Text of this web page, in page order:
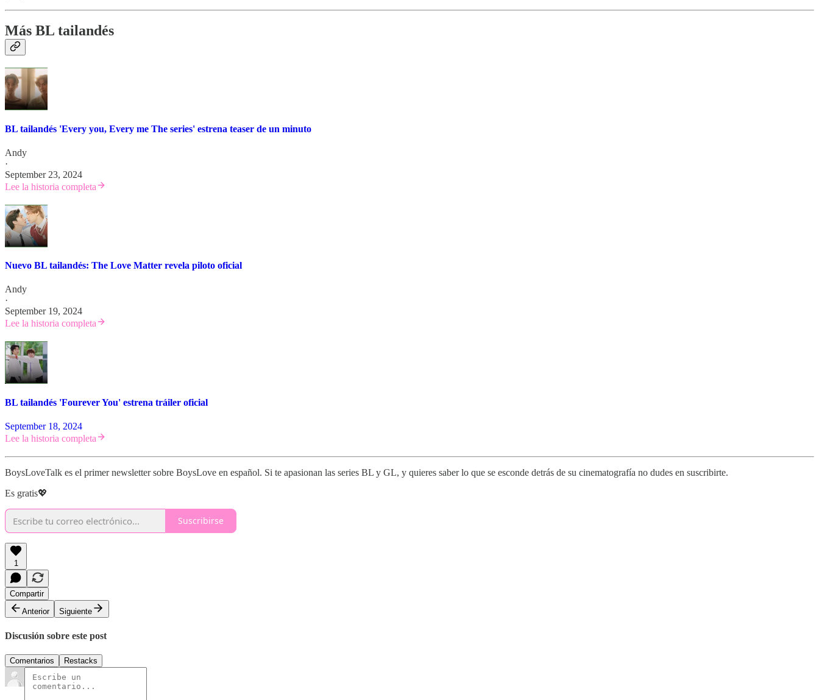
Más BL tailandés
BL tailandés 'Every you, Every me The series' estrena teaser de un minuto
Andy
·
September 23, 2024
Lee la historia completa
Nuevo BL tailandés: The Love Matter revela piloto oficial
Andy
·
September 19, 2024
Lee la historia completa
BL tailandés 'Fourever You' estrena tráiler oficial
September 18, 2024
Lee la historia completa
BoysLoveTalk es el primer newsletter sobre BoysLove en español. Si te apasionan las series BL y GL, y quieres saber lo que se esconde detrás de su cinematografía no dudes en suscribirte.
Es gratis💖
Suscribirse
1
Compartir
Anterior
Siguiente
Discusión sobre este post
Comentarios Restacks